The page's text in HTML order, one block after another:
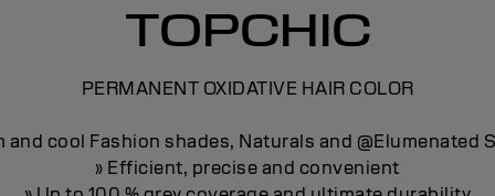
TOPCHIC
PERMANENT OXIDATIVE HAIR COLOR
and cool Fashion shades, Naturals and @Elumenated
» Efficient, precise and convenient